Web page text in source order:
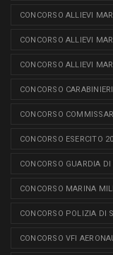
CONCORSO ALLIEVI
CONCORSO ALLIEVI
CONCORSO ALLIEVI
CONCORSO
CONCORSO
CONCORSO ESERCITO
CONCORSO GUARDIA
CONCORSO MARINA
CONCORSO POLIZIA DI
CONCORSO VFI